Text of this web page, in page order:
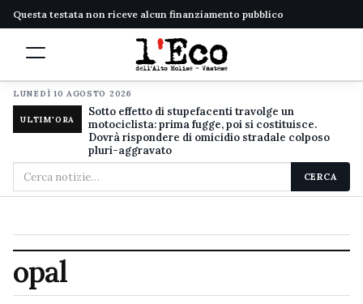
Questa testata non riceve alcun finanziamento pubblico
LUNEDÌ 10 AGOSTO 2026
ULTIM'ORA
Sotto effetto di stupefacenti travolge un
motociclista: prima fugge, poi si costituisce.
Dovrà rispondere di omicidio stradale colposo
pluri-aggravato
Cerca
nel
CERCA
opal